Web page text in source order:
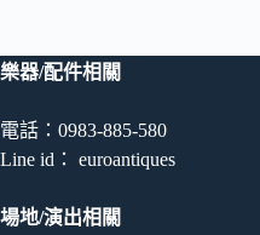
樂器/配件相關
電話：0983-885-580
Line id： euroantiques
場地/演出相關